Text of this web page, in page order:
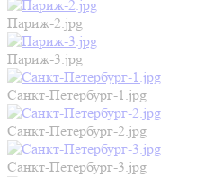
Париж-2.jpg
Париж-3.jpg
Санкт-Петербург-1.jpg
Санкт-Петербург-2.jpg
Санкт-Петербург-3.jpg